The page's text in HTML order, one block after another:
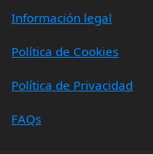
Información legal
Política de Cookies
Política de Privacidad
FAQs